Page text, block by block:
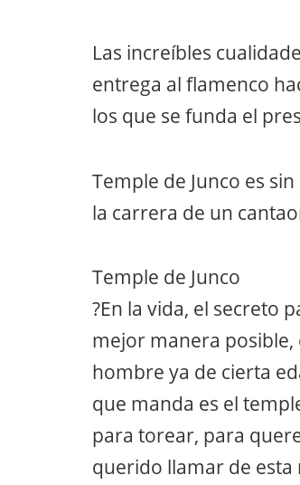
Las increíbles
entrega al flamenco
los que se funda el
Temple de Junco es
la carrera de un
Temple de Junco
?En la vida, el secreto
mejor manera posible,
hombre ya de cierta
que manda es el
para torear, para
querido llamar de